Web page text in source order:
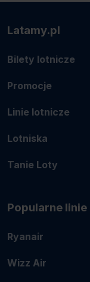
Latamy.pl
Bilety lotnicze
Promocje
Linie lotnicze
Lotniska
Tanie Loty
Popularne linie
Ryanair
Wizz Air